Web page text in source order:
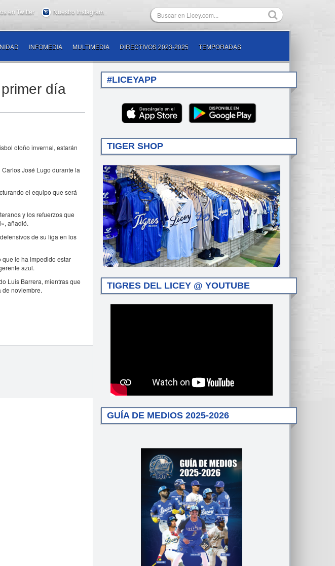
en Twitter Nuestro Instagram
INFOMEDIA MULTIMEDIA DIRECTIVOS 2023-2025 TEMPORADAS
día
otoño invernal, estarán
José Lugo durante la
el equipo que será
y los refuerzos que
añadió.
de su liga en los
que le ha impedido estar
azul.
Luis Barrera, mientras que
noviembre.
#LICEYAPP
TIGER SHOP
TIGRES DEL LICEY @ YOUTUBE
GUÍA DE MEDIOS 2025-2026